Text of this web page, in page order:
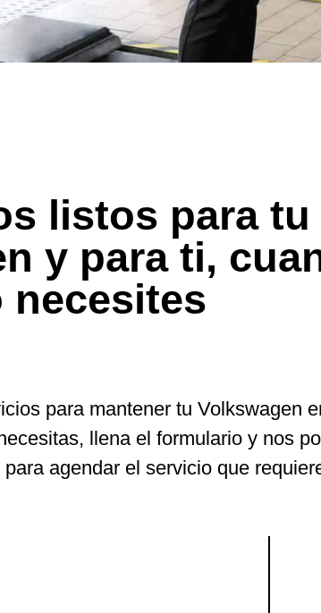
listos para tu
y para ti,
necesites
para mantener tu Volkswagen
llena el formulario y nos
agendar el servicio que